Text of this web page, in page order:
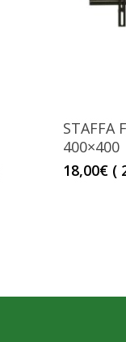
STAFFA
400×400
18,00€ (